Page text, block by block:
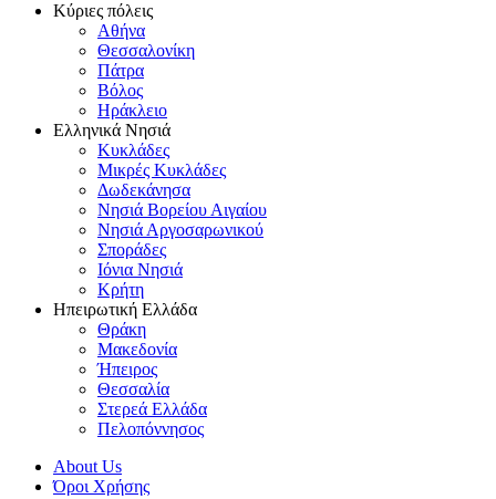
Κύριες πόλεις
Αθήνα
Θεσσαλονίκη
Πάτρα
Βόλος
Ηράκλειο
Ελληνικά Νησιά
Κυκλάδες
Μικρές Κυκλάδες
Δωδεκάνησα
Νησιά Βορείου Αιγαίου
Νησιά Αργοσαρωνικού
Σποράδες
Ιόνια Νησιά
Κρήτη
Ηπειρωτική Ελλάδα
Θράκη
Μακεδονία
Ήπειρος
Θεσσαλία
Στερεά Ελλάδα
Πελοπόννησος
About Us
Όροι Χρήσης